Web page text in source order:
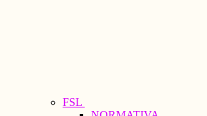
FSL